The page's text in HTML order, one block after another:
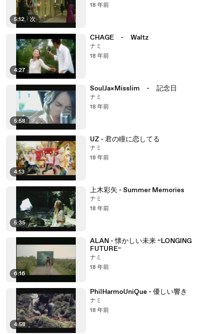
5:12 次
18 年前
4:27
CHAGE - Waltz
ナミ
18 年前
5:58
SoulJa×Misslim - 記念日
ナミ
18 年前
4:13
UZ - 君の瞳に恋してる
ナミ
18 年前
5:35
上木彩矢 - Summer Memories
ナミ
18 年前
6:16
ALAN - 懐かしい未来 ~LONGING
FUTURE~
ナミ
18 年前
4:58
PhilHarmoUniQue - 優しい響き
ナミ
18 年前